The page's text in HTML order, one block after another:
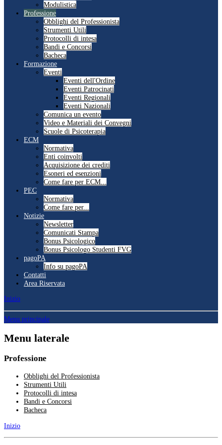
Modulistica
Professione
Obblighi del Professionista
Strumenti Utili
Protocolli di intesa
Bandi e Concorsi
Bacheca
Formazione
Eventi
Eventi dell'Ordine
Eventi Patrocinati
Eventi Regionali
Eventi Nazionali
Comunica un evento
Video e Materiali dei Convegni
Scuole di Psicoterapia
ECM
Normativa
Enti coinvolti
Acquisizione dei crediti
Esoneri ed esenzioni
Come fare per ECM...
PEC
Normativa
Come fare per...
Notizie
Newsletter
Comunicati Stampa
Bonus Psicologico
Bonus Psicologo Studenti FVG
pagoPA
Info su pagoPA
Contatti
Area Riservata
Inizio
Menu principale
Menu laterale
Professione
Obblighi del Professionista
Strumenti Utili
Protocolli di intesa
Bandi e Concorsi
Bacheca
Inizio